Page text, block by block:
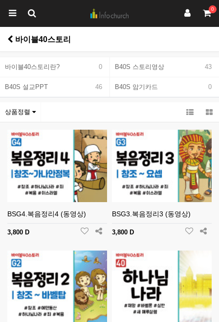
0
바이블40스토리
바이블40스토리란? 0 B40S 스토리영상 43
B40S 설교PPT 46 B40S 암기카드 0
상품정렬
BSG4.복음정리4 (동영상)
3,800 D
BSG3.복음정리3 (동영상)
3,800 D